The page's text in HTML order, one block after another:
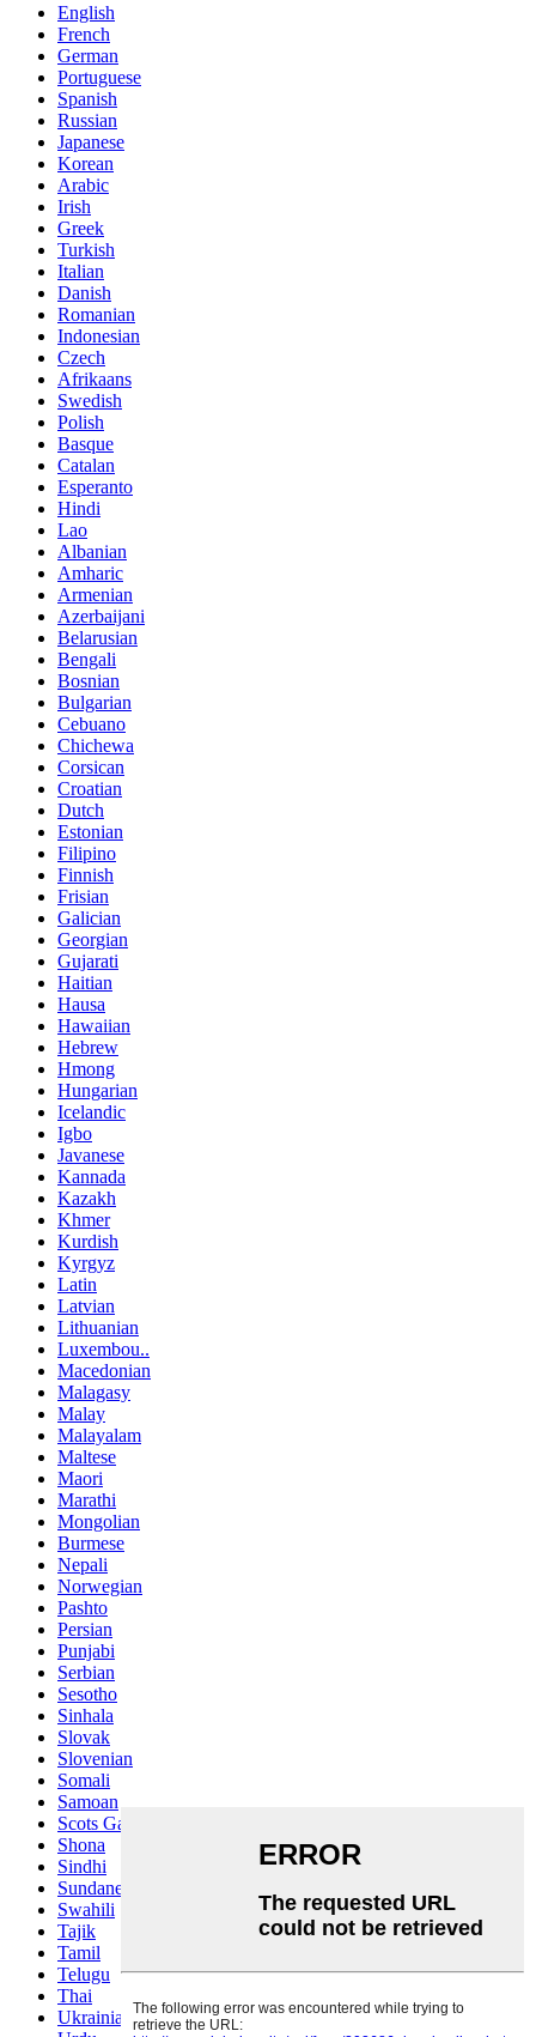
English
French
German
Portuguese
Spanish
Russian
Japanese
Korean
Arabic
Irish
Greek
Turkish
Italian
Danish
Romanian
Indonesian
Czech
Afrikaans
Swedish
Polish
Basque
Catalan
Esperanto
Hindi
Lao
Albanian
Amharic
Armenian
Azerbaijani
Belarusian
Bengali
Bosnian
Bulgarian
Cebuano
Chichewa
Corsican
Croatian
Dutch
Estonian
Filipino
Finnish
Frisian
Galician
Georgian
Gujarati
Haitian
Hausa
Hawaiian
Hebrew
Hmong
Hungarian
Icelandic
Igbo
Javanese
Kannada
Kazakh
Khmer
Kurdish
Kyrgyz
Latin
Latvian
Lithuanian
Luxembou..
Macedonian
Malagasy
Malay
Malayalam
Maltese
Maori
Marathi
Mongolian
Burmese
Nepali
Norwegian
Pashto
Persian
Punjabi
Serbian
Sesotho
Sinhala
Slovak
Slovenian
Somali
Samoan
Scots Gaelic
Shona
Sindhi
Sundanese
Swahili
Tajik
Tamil
Telugu
Thai
Ukrainian